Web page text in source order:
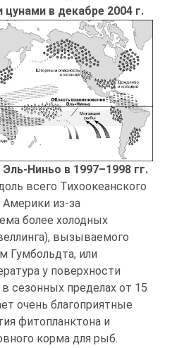
цунами в декабре 2004 г.
Ниньо в 1997–1998 гг.
всего Тихоокеанского
из-за
более холодных
вызываемого
Гумбольдта, или
у поверхности
сезонных пределах от 15
очень благоприятные
фитопланктона и
корма для рыб.